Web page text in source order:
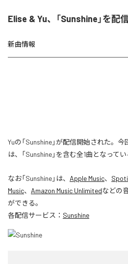
Elise & Yu、「Sunshine」を配
新曲情報
Yuの「Sunshine」が配信開始された。
は、「Sunshine」を含む全1曲となってい
なお「Sunshine」は、 Apple Music、
Music、 Amazon Music Unlimitedなどの
ができる。
各配信サービス： Sunshine